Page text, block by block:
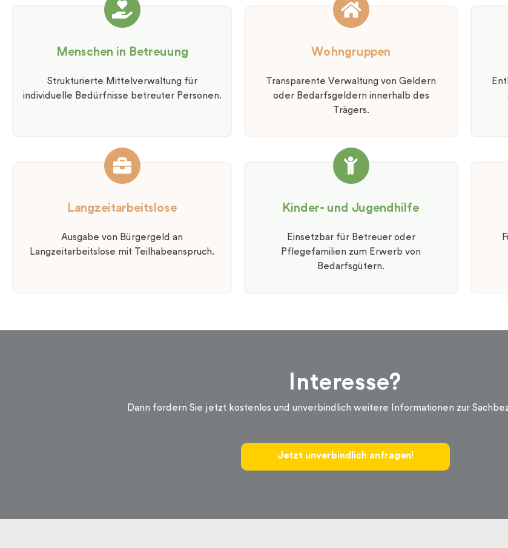
Menschen in Betreuung
Strukturierte Mittelverwaltung für
individuelle Bedürfnisse betreuter Personen.
Wohngruppen
Transparente Verwaltung von Geldern
oder Bedarfsgeldern innerhalb des
Trägers.
Langzeitarbeitslose
Ausgabe von Bürgergeld an
Langzeitarbeitslose mit Teilhabeanspruch.
Kinder- und Jugendhilfe​
Einsetzbar für Betreuer oder
Pflegefamilien zum Erwerb von
Bedarfsgütern.
Interesse?
Dann fordern Sie jetzt kostenlos und unverbindlich weitere Informationen zur
Jetzt unverbindlich anfragen!